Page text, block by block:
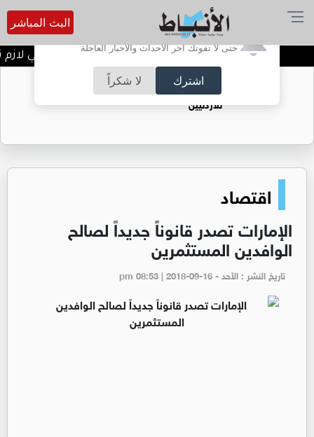
أترغب في تفعيل الإشعارات؟
حتى لا تفوتك آخر الأحداث والأخبار العاجلة
اشترك لا شكراً
البث المباشر
نجح أو رسب؛ شو اول اشي لازم
حقل الريشة حين يتحول الغاز إلى فرص عمل
للأردنيين
اقتصاد
الإمارات تصدر قانوناً جديداً لصالح
الوافدين المستثمرين
تاريخ النشر : الأحد - pm 08:53 | 2018-09-16